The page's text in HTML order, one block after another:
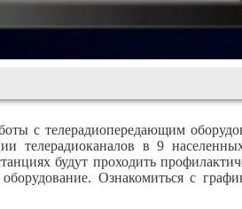
с телерадиопередающим
телерадиоканалов в 9
будут проходить
Ознакомиться с